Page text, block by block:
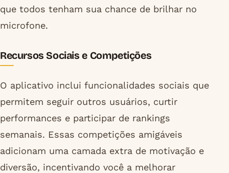
que todos tenham sua chance de brilhar no
microfone.
Recursos Sociais e Competições
O aplicativo inclui funcionalidades sociais que
permitem seguir outros usuários, curtir
performances e participar de rankings
semanais. Essas competições amigáveis
adicionam uma camada extra de motivação e
diversão, incentivando você a melhorar